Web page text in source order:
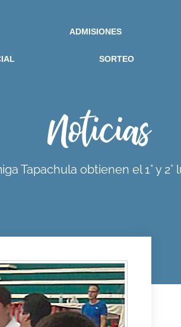
ADMISIONES
SORTEO
Noticias
Tapachula obtienen el 1° y